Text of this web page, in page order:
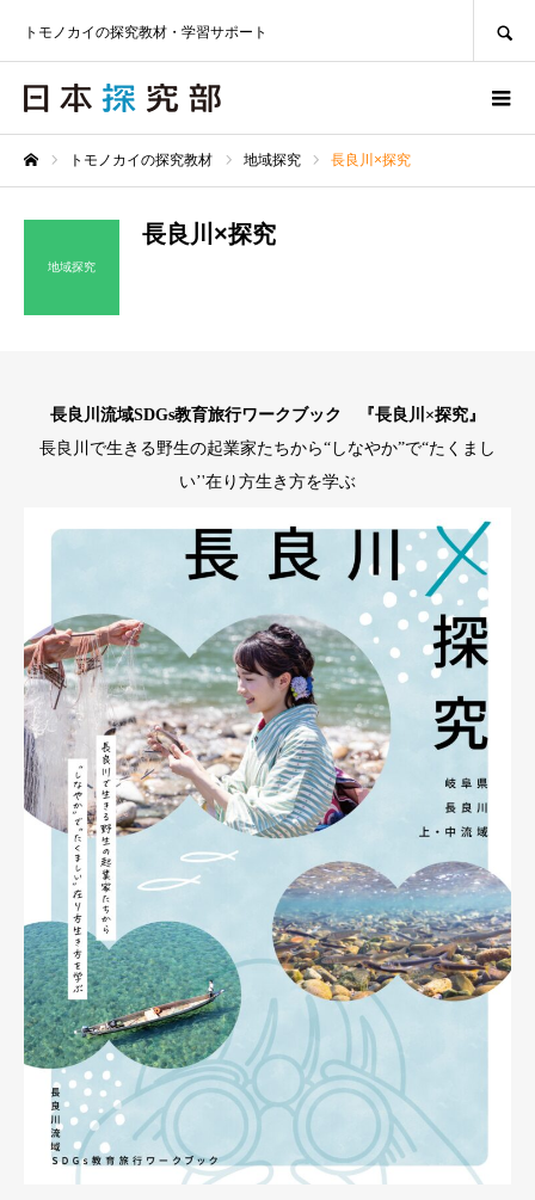
トモノカイの探究教材・学習サポート
トモノカイの探究教材 地域探究 長良川×探究
地域探究
長良川×探究
長良川流域SDGs教育旅行ワークブック 『長良川×探究』
長良川で生きる野生の起業家たちから“しなやか”で“たくまし
い’'在り方生き方を学ぶ